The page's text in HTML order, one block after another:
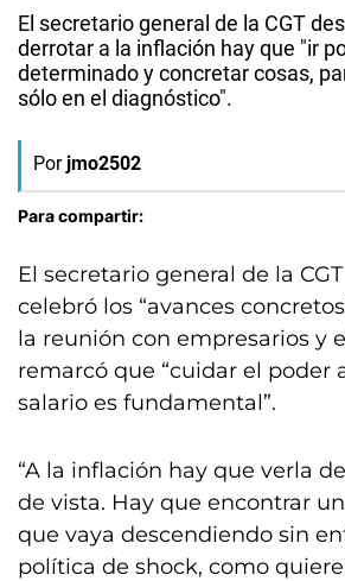
El secretario general de la CGT
derrotar a la inflación hay que "ir
determinado y concretar cosas,
sólo en el diagnóstico".
Por jmo2502
Para compartir:
El secretario general de la
celebró los “avances
la reunión con empresarios y
remarcó que “cuidar el poder
salario es fundamental”.
“A la inflación hay que verla
de vista. Hay que encontrar
que vaya descendiendo sin
política de shock, como